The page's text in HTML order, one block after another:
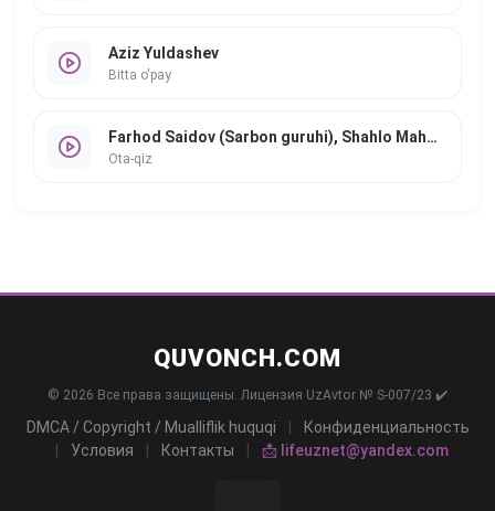
Aziz Yuldashev
Bitta o'pay
Farhod Saidov (Sarbon guruhi), Shahlo Mahmudova
Ota-qiz
QUVONCH.COM
© 2026 Все права защищены. Лицензия UzAvtor № S-007/23 ✔️
DMCA / Copyright / Mualliflik huquqi
Конфиденциальность
Условия Контакты 📩 lifeuznet@yandex.com